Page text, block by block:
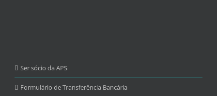
Ser sócio da APS
Formulário de Transferência Bancária